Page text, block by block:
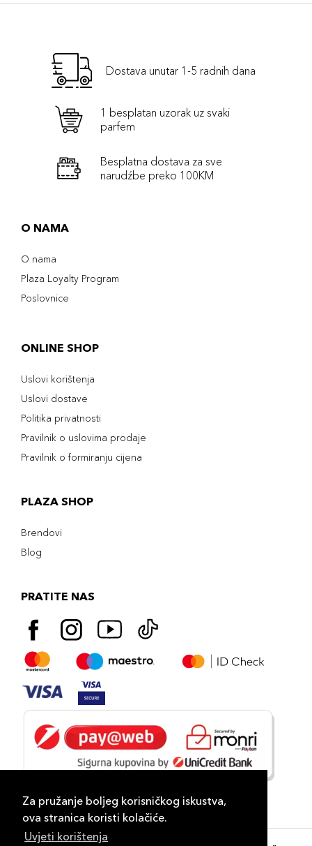
Za pružanje boljeg korisničkog iskustva,
ova stranica koristi kolačiće.
Uvjeti korištenja
Dostava unutar 1-5 radnih dana
1 besplatan uzorak uz svaki
parfem
Besplatna dostava za sve
narudźbe preko 100KM
O NAMA
O nama
Plaza Loyalty Program
Poslovnice
ONLINE SHOP
Uslovi korištenja
Uslovi dostave
Politika privatnosti
Pravilnik o uslovima prodaje
Pravilnik o formiranju cijena
PLAZA SHOP
Brendovi
Blog
PRATITE NAS